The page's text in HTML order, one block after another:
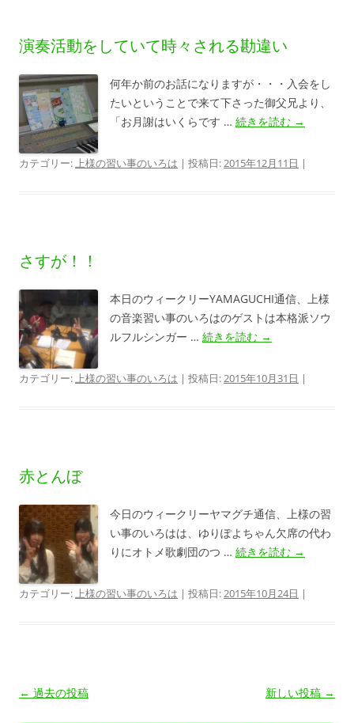
演奏活動をしていて時々される勘違い
何年か前のお話になりますが・・・入会をし
たいということで来て下さった御父兄より、
「お月謝はいくらです … 続きを読む →
カテゴリー:上様の習い事のいろは | 投稿日:2015年12月11日 |
さすが！！
本日のウィークリーYAMAGUCHI通信、上様
の音楽習い事のいろはのゲストは本格派ソウ
ルフルシンガー … 続きを読む →
カテゴリー:上様の習い事のいろは | 投稿日:2015年10月31日 |
赤とんぼ
今日のウィークリーヤマグチ通信、上様の習
い事のいろはは、ゆりぽよちゃん欠席の代わ
りにオトメ歌劇団のつ … 続きを読む →
カテゴリー:上様の習い事のいろは | 投稿日:2015年10月24日 |
投
← 過去の投稿 新しい投稿 →